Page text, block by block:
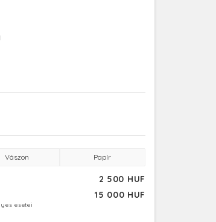
Vászon Papír
2 500 HUF
15 000 HUF
esetei